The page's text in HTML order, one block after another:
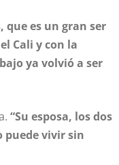
que es un gran ser
Cali y con la
ya volvió a ser
“Su esposa, los dos
puede vivir sin